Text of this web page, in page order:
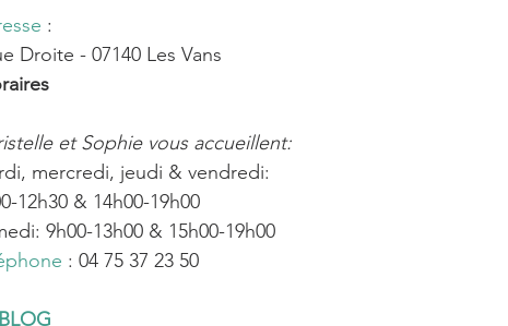
:
Droite - 07140 Les Vans
et Sophie vous accueillent:
mercredi, jeudi & vendredi:
12h30 & 14h00-19h00
9h00-13h00 & 15h00-19h00
: 04 75 37 23 50